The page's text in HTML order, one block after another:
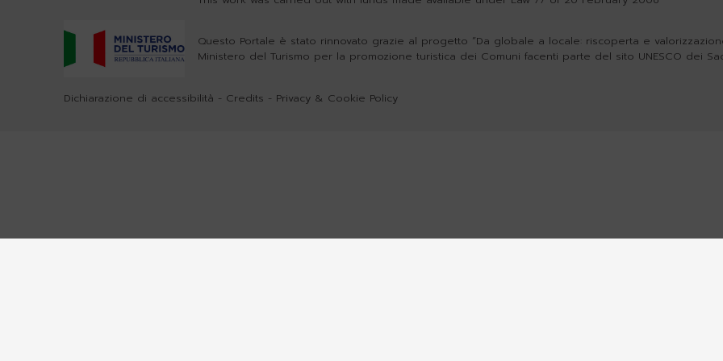
Questo Portale è stato rinnovato grazie al progetto “Da globale a locale: riscoperta e
Ministero del Turismo per la promozione turistica dei Comuni facenti parte del sito UNESCO dei
Dichiarazione di accessibilità - Credits - Privacy & Cookie Policy